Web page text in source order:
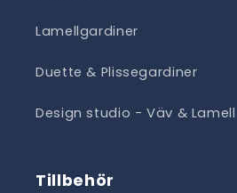
Lamellgardiner
Duette & Plissegardiner
Design studio - Väv & Lamell
Tillbehör